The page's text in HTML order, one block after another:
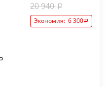
20 940
Экономия: 6 300